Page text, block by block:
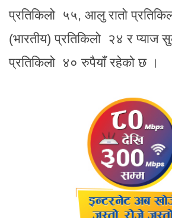
प्रतिकिलो ५५, आलु रातो
(भारतीय) प्रतिकिलो २४ र प्याज
प्रतिकिलो ४० रुपैयाँ रहेको छ ।